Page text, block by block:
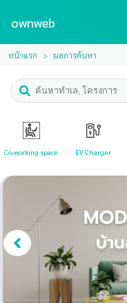
ownweb
หน้าแรก ผลการค้นหา
Co-working space EV Charger